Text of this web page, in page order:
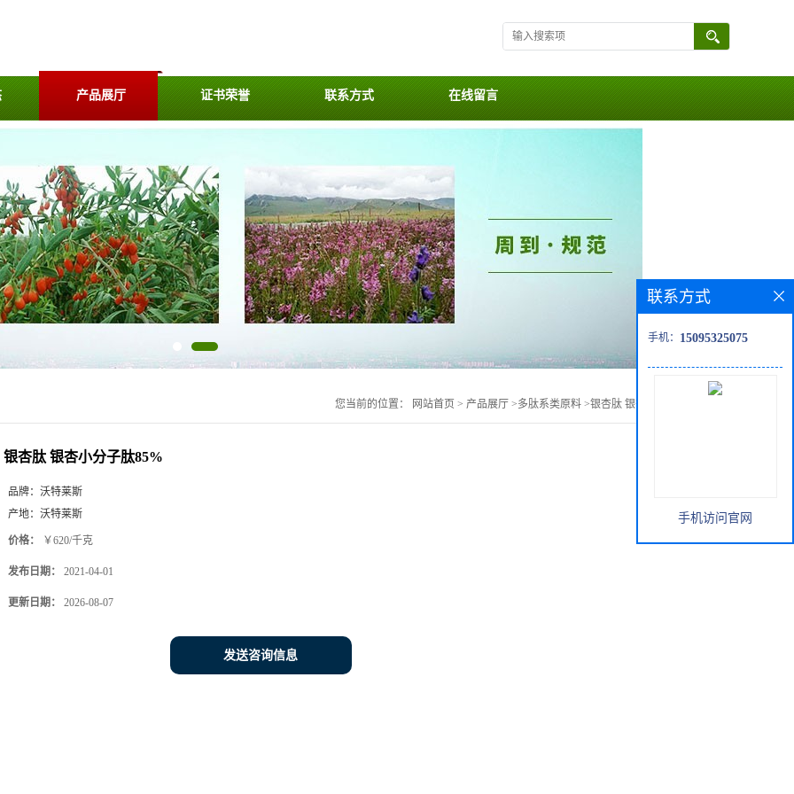
产品展厅 证书荣誉 联系方式 在线留言
您当前的位置： 网站首页 > 产品展厅 >多肽系类原料 >银杏肽 银杏小分子肽85%
银杏肽 银杏小分子肽85%
品牌： 沃特莱斯
产地： 沃特莱斯
价格： ￥620/千克
发布日期： 2021-04-01
更新日期： 2026-08-07
发送咨询信息
联系方式
手机： 15095325075
手机访问官网